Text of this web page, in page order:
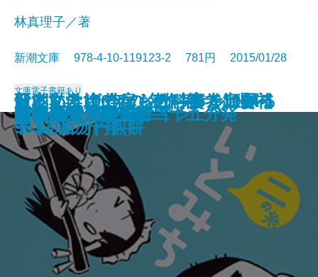
ジキルとハイド
国境越え
引擎／ENGINE
新潮ことばの扉 教科書で出会っ
た名句・名歌三〇〇
三匹のおっさん ふたたび
さいごの色街 飛田
父という余分なもの―サルに探る
文明の起源―
ひらいて
奇貨
アスクレピオスの愛人
林真理子／著
新潮文庫 978-4-10-119123-2 781円 2015/01/28
文庫電子書籍あり
いとみち 二の糸
フランケンシュタイン
鋼の魂―僕僕先生―
赤猫異聞
日本文学100年の名作第5巻1954-1
963 百万円煎餅
歌に私は泣くだらう―妻・河野裕
子 闘病の十年―
その日東京駅五時二十五分発
ぼくの住まい論
犬とハモニカ
僕僕先生 零